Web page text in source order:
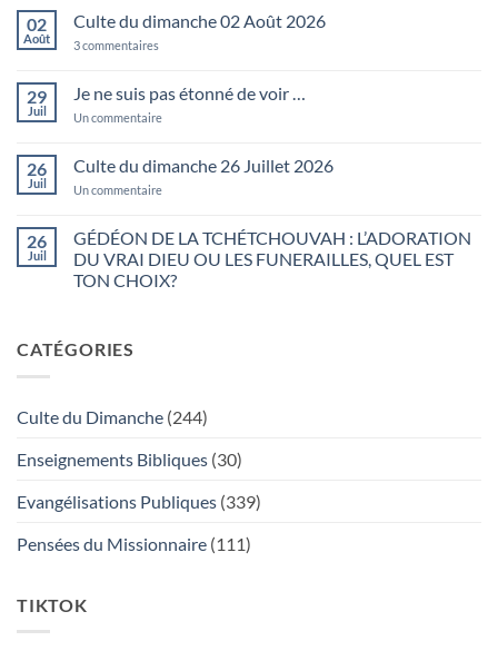
Psaumes
En
levez-
matin
02
Août
Culte du dimanche 02 Août 2026
3 commentaires
dimanche
02
Août
29
Juil
Je ne suis pas étonné de voir …
Un commentairesur
pas
étonné
…
26
Juil
Culte du dimanche 26 Juillet 2026
Un commentairesur
dimanche
26
Juillet
2026
26
Juil
GÉDÉON DE LA TCHÉTCHOUVAH : L’ADORATION
DU VRAI DIEU OU LES FUNERAILLES, QUEL EST
TON CHOIX?
GÉDÉON
DE
L’ADORATION
DIEU
FUNERAILLES,
TON
CATÉGORIES
Culte du Dimanche (244)
Enseignements Bibliques (30)
Evangélisations Publiques (339)
Pensées du Missionnaire (111)
TIKTOK